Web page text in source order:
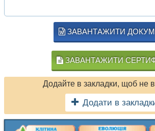
ЗАВАНТАЖИТИ
ЗАВАНТАЖИТИ
Додайте в закладки, щоб не
Додати в